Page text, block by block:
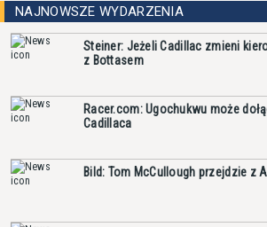
NAJNOWSZE WYDARZENIA
Steiner: Jeżeli Cadillac zmieni
z Bottasem
Racer.com: Ugochukwu może
Cadillaca
Bild: Tom McCullough przejdzie z